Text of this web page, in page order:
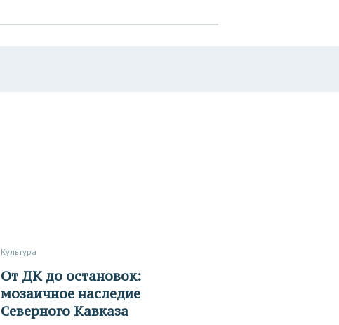
Культура
От ДК до остановок:
мозаичное наследие
Северного Кавказа